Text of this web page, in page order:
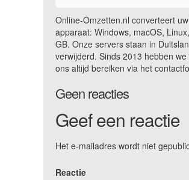
Online-Omzetten.nl converteert
apparaat: Windows, macOS,
GB. Onze servers staan in
verwijderd. Sinds 2013 hebben
ons altijd bereiken via het
Geen reacties
Geef een reactie
Het e-mailadres wordt niet
Reactie